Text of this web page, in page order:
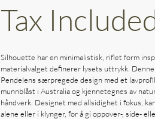
Tax
Silhouette har en minimalistisk, riflet form
materialvalget definerer lysets uttrykk.
Pendelens særpregede design med et
munnblåst i Australia og kjennetegnes av
håndverk. Designet med allsidighet i fokus,
alene eller i klynger, for å gi oppover-, side-